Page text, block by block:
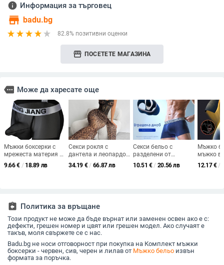
info Информация за търговец
store badu.bg
82.8% позитивни оценки
storefront ПОСЕТЕТЕ МАГАЗИНА
more Може да харесате още
Мъжки боксерки с
мрежеста материя и
U-образен джоб,
дишащи, средна
9.66€ / 18.89 лв
Секси рокля с
дантела и леопардов
принт, бюст обвивка,
стройна кройка, 95%
34.19 € / 66.87 лв
Секси бельо с
разделени от
куршуми боксерки
против ходене,
10.51 € / 20.56 лв
Мъжко
мъжко
шорти,
извита
12.17€ /
assignment_return Политика за връщане
Този продукт не може да бъде върнат или заменен освен ако е с:
дефекти, грешен номер и цвят или грешен модел. Ако случаят е
такъв, моля свържете се с нас.
Badu.bg не носи отговорност при покупка на Комплект мъжки
боксерки - червен, сив, черен и лилав от Мъжко бельо извън
формата за поръчка.